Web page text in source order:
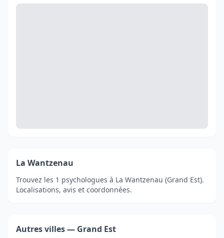
La Wantzenau
Trouvez les 1 psychologues à La Wantzenau (Grand Est).
Localisations, avis et coordonnées.
Autres villes — Grand Est